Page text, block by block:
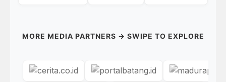
MORE MEDIA PARTNERS → SWIPE TO EXPLORE